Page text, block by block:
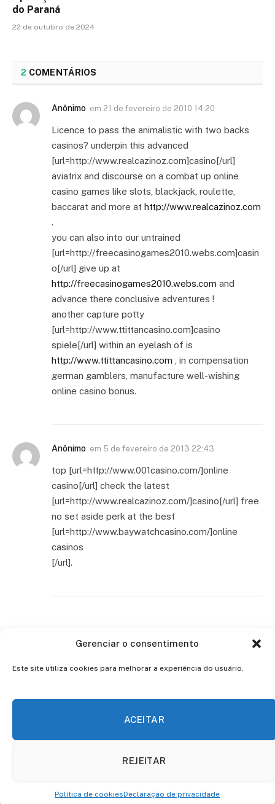
Gerenciar o consentimento
Este site utiliza cookies para melhorar a experiência do usuário.
ACEITAR
REJEITAR
Política de cookiesDeclaração de privacidade
do Paraná
22 de outubro de 2024
2 COMENTÁRIOS
Anônimo em 21 de fevereiro de 2010 14:20
Licence to pass the animalistic with two backs
casinos? underpin this advanced
[url=http://www.realcazinoz.com]casino[/url]
aviatrix and discourse on a combat up online
casino games like slots, blackjack, roulette,
baccarat and more at http://www.realcazinoz.com
.
you can also into our untrained
[url=http://freecasinogames2010.webs.com]casin
o[/url] give up at
http://freecasinogames2010.webs.com and
advance there conclusive adventures !
another capture potty
[url=http://www.ttittancasino.com]casino
spiele[/url] within an eyelash of is
http://www.ttittancasino.com , in compensation
german gamblers, manufacture well-wishing
online casino bonus.
Anônimo em 5 de fevereiro de 2013 22:43
top [url=http://www.001casino.com/]online
casino[/url] check the latest
[url=http://www.realcazinoz.com/]casino[/url] free
no set aside perk at the best
[url=http://www.baywatchcasino.com/]online
casinos
[/url].
FacebookTwitter InstagramPinterest